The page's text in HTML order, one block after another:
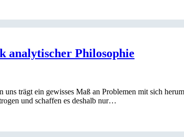
analytischer Philosophie
uns trägt ein gewisses Maß an Problemen mit sich
und schaffen es deshalb nur…